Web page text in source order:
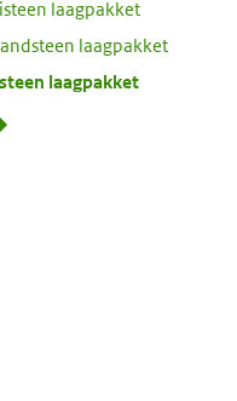
laagpakket
laagpakket
laagpakket